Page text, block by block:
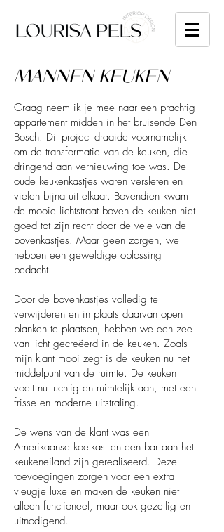
MANNEN KEUKEN
Graag neem ik je mee naar een prachtig
appartement midden in het bruisende Den
Bosch! Dit project draaide voornamelijk
om de transformatie van de keuken, die
dringend aan vernieuwing toe was. De
oude keukenkastjes waren versleten en
vielen bijna uit elkaar. Bovendien kwam
de mooie lichtstraat boven de keuken niet
goed tot zijn recht door de vele van de
bovenkastjes. Maar geen zorgen, we
hebben een geweldige oplossing
bedacht!
Door de bovenkastjes volledig te
verwijderen en in plaats daarvan open
planken te plaatsen, hebben we een zee
van licht gecreëerd in de keuken. Zoals
mijn klant mooi zegt is de keuken nu het
middelpunt van de ruimte. De keuken
voelt nu luchtig en ruimtelijk aan, met een
frisse en moderne uitstraling.
De wens van de klant was een
Amerikaanse koelkast en een bar aan het
keukeneiland zijn gerealiseerd. Deze
toevoegingen zorgen voor een extra
vleugje luxe en maken de keuken niet
alleen functioneel, maar ook gezellig en
uitnodigend.